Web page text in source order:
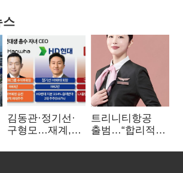
김동관·정기선·
구형모…재계,
전성시대
트리니티항공
출범…“합리적
서비스로 승부”